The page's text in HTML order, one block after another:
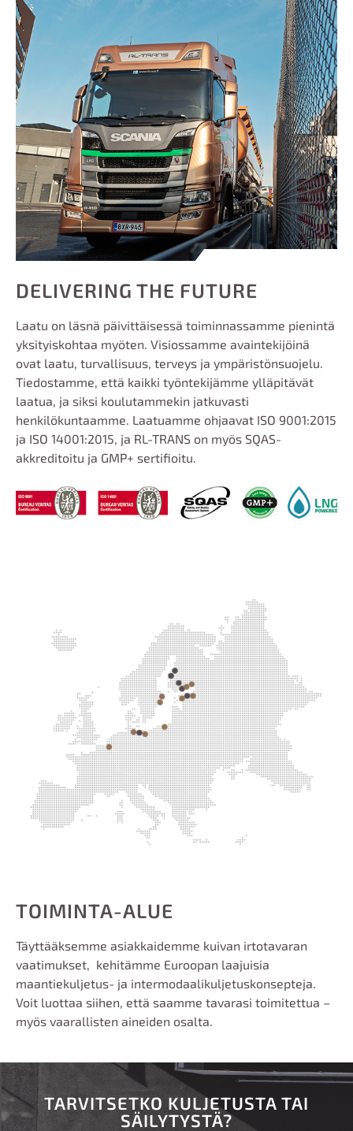
DELIVERING THE FUTURE
Laatu on läsnä päivittäisessä toiminnassamme pienintä
yksityiskohtaa myöten. Visiossamme avaintekijöinä
ovat laatu, turvallisuus, terveys ja ympäristönsuojelu.
Tiedostamme, että kaikki työntekijämme ylläpitävät
laatua, ja siksi koulutammekin jatkuvasti
henkilökuntaamme. Laatuamme ohjaavat ISO 9001:2015
ja ISO 14001:2015, ja RL-TRANS on myös SQAS-
akkreditoitu ja GMP+ sertifioitu.
TOIMINTA-ALUE
Täyttääksemme asiakkaidemme kuivan irtotavaran
vaatimukset
kehitämme Euroopan laajuisia
maantiekuljetus- ja intermodaalikuljetuskonsepteja
Voit luottaa siihen, että saamme tavarasi toimitettua –
myös vaarallisten aineiden osalta.
TARVITSETKO KULJETUSTA TAI
SÄILYTYSTÄ?